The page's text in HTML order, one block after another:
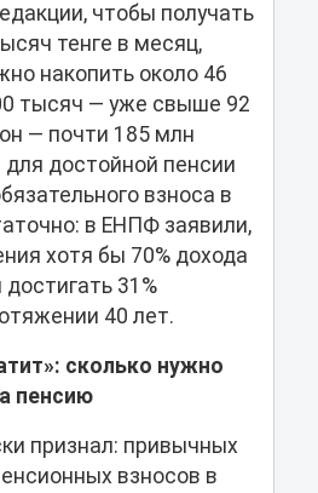
чтобы получать
тенге в месяц,
накопить около 46
тысяч — уже свыше 92
— почти 185 млн
для достойной пенсии
взноса в
в ЕНПФ заявили,
хотя бы 70% дохода
31%
40 лет.
сколько нужно
пенсию
признал: привычных
взносов в